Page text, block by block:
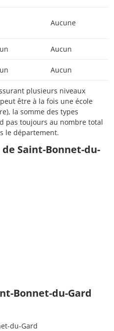
Aucune
Aucun
Aucun
plusieurs niveaux
être à la fois une école
la somme des types
pas toujours au nombre total
le département.
Saint-Bonnet-du-
Bonnet-du-Gard
du-Gard